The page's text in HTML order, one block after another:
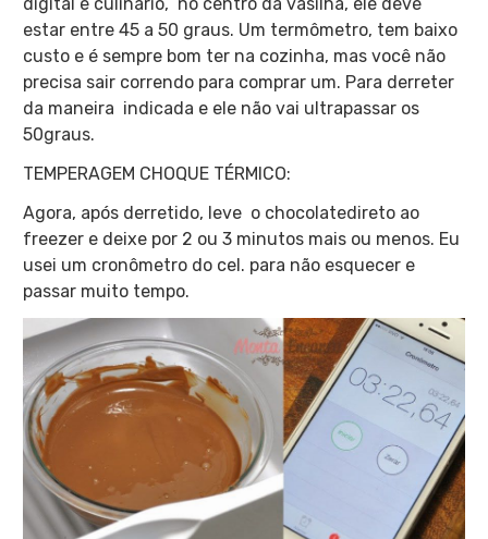
estar entre 45 a 50 graus. Um termômetro, tem baixo
custo e é sempre bom ter na cozinha, mas você não
precisa sair correndo para comprar um. Para derreter
da maneira indicada e ele não vai ultrapassar os
50graus.
TEMPERAGEM CHOQUE TÉRMICO:
Agora, após derretido, leve o chocolatedireto ao
freezer e deixe por 2 ou 3 minutos mais ou menos. Eu
usei um cronômetro do cel. para não esquecer e
passar muito tempo.